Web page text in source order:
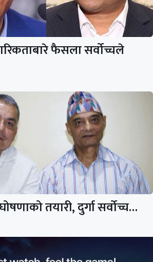
फैसला सर्वोच्चले
तयारी, दुर्गा सर्वोच्च…